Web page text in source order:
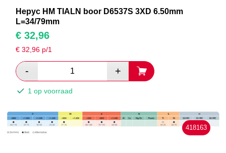
Hepyc HM TIALN boor D6537S 3XD 6.50mm
L=34/79mm
€ 32,96
€32,96 p/1
1 op voorraad
418163